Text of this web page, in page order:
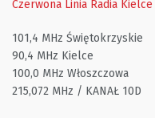
Czerwona Linia Radia Kielce
101,4 MHz Świętokrzyskie
90,4 MHz Kielce
100,0 MHz Włoszczowa
215,072 MHz / KANAŁ 10D